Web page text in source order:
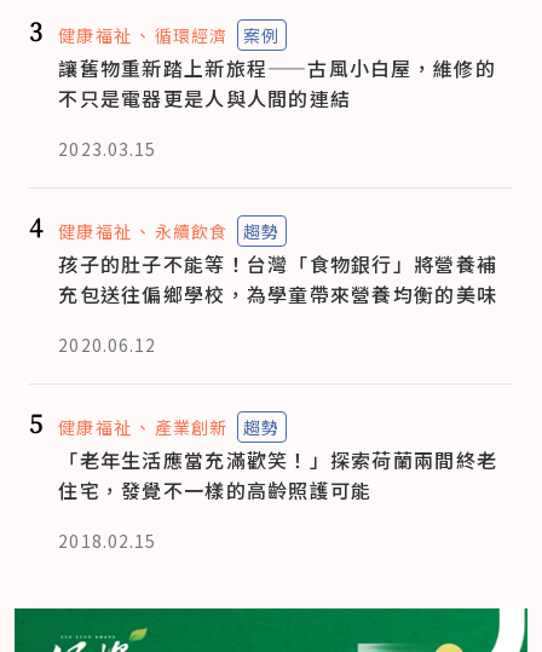
3 健康福祉 循環經濟 案例
讓舊物重新踏上新旅程——古風小白屋，維修的
不只是電器更是人與人間的連結
2023.03.15
4 健康福祉 永續飲食 趨勢
孩子的肚子不能等！台灣「食物銀行」將營養補
充包送往偏鄉學校，為學童帶來營養均衡的美味
2020.06.12
5 健康福祉 產業創新 趨勢
「老年生活應當充滿歡笑！」探索荷蘭兩間終老
住宅，發覺不一樣的高齡照護可能
2018.02.15